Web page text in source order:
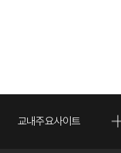
교내주요사이트